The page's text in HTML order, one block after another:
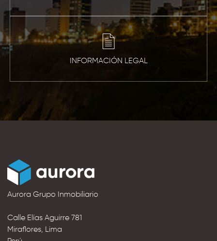
INFORMACIÓN LEGAL
Aurora Grupo Inmobiliario
Calle Elías Aguirre 781
Miraflores, Lima